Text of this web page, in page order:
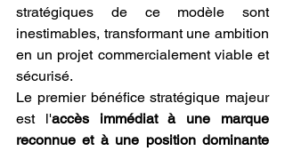
stratégiques de ce modèle sont
inestimables, transformant une ambition
en un projet commercialement viable et
sécurisé.
Le premier bénéfice stratégique majeur
est l'accès immédiat à une marque
reconnue et à une position dominante